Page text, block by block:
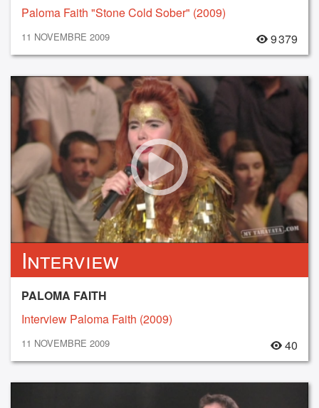
Paloma Faith "Stone Cold Sober" (2009)
11 NOVEMBRE 2009 9 379
Interview
PALOMA FAITH
Interview Paloma Faith (2009)
11 NOVEMBRE 2009 40